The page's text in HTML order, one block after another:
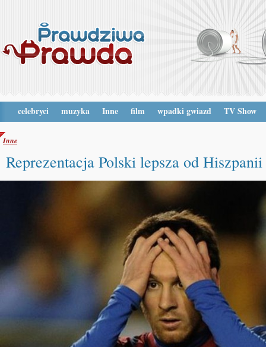
celebryci muzyka Inne film wpadki gwiazd TV Show
Inne
Reprezentacja Polski lepsza od